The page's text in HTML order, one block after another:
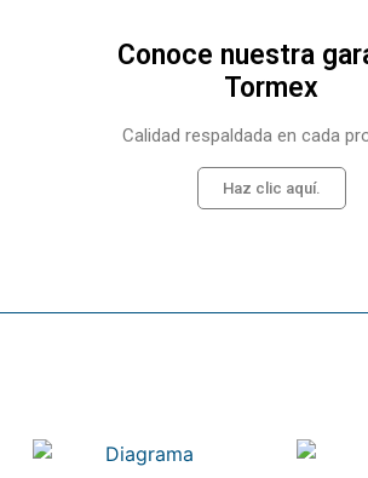
Conoce nuestra
Tormex
Calidad respaldada en cada
Haz clic aquí.